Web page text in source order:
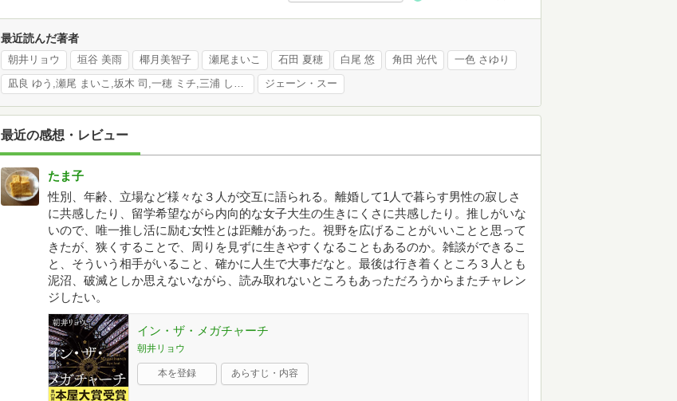
最近読んだ著者
朝井リョウ 垣谷 美雨 椰月美智子 瀬尾まいこ 石田 夏穂 白尾 悠 角田 光代 一色 さゆり
凪良 ゆう,瀬尾 まいこ,坂木 司,一穂 ミチ,三浦 しをん ジェーン・スー
最近の感想・レビュー
たま子
性別、年齢、立場など様々な３人が交互に語られる。離婚して1人で暮らす男性の寂しさ
に共感したり、留学希望ながら内向的な女子大生の生きにくさに共感したり。推しがいな
いので、唯一推し活に励む女性とは距離があった。視野を広げることがいいことと思って
きたが、狭くすることで、周りを見ずに生きやすくなることもあるのか。雑談ができるこ
と、そういう相手がいること、確かに人生で大事だなと。最後は行き着くところ３人とも
泥沼、破滅としか思えないながら、読み取れないところもあっただろうからまたチャレン
ジしたい。
イン・ザ・メガチャーチ
朝井リョウ
本を登録 あらすじ・内容